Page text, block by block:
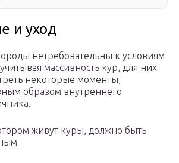
и уход
нетребовательны к условиям
массивность кур, для них
некоторые моменты,
образом внутреннего
живут куры, должно быть